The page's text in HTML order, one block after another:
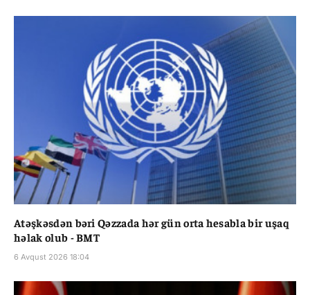
Atəşkəsdən bəri Qəzzada hər gün orta hesabla bir uşaq
həlak olub - BMT
6 Avqust 2026 18:04